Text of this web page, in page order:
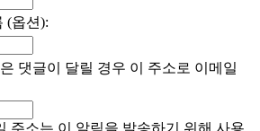
(옵션):
댓글이 달릴 경우 이 주소로 이메일
주소는 이 알림을 발송하기 위해 사용